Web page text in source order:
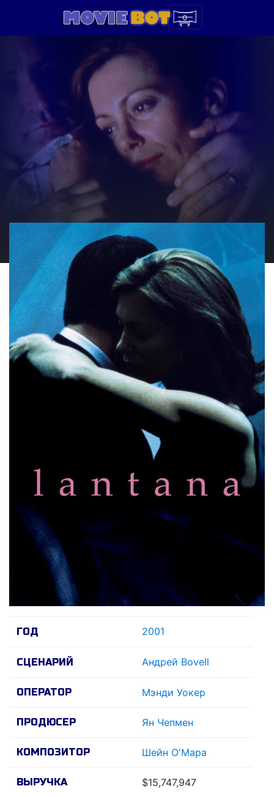
ГОД 2001
СЦЕНАРИЙ Андрей Bovell
ОПЕРАТОР Мэнди Уокер
ПРОДЮСЕР Ян Чепмен
КОМПОЗИТОР Шейн О'Мара
ВЫРУЧКА $15,747,947